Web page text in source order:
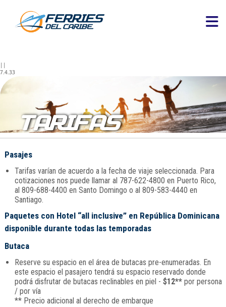
||
7.4.33
TARIFAS
Pasajes
Tarifas varían de acuerdo a la fecha de viaje seleccionada. Para
cotizaciones nos puede llamar al 787-622-4800 en Puerto Rico,
al 809-688-4400 en Santo Domingo o al 809-583-4440 en
Santiago.
Paquetes con Hotel “all inclusive” en República Dominicana
disponible durante todas las temporadas
Butaca
Reserve su espacio en el área de butacas pre-enumeradas. En
este espacio el pasajero tendrá su espacio reservado donde
podrá disfrutar de butacas reclinables en piel - $12**por persona
/ por vía
** Precio adicional al derecho de embarque